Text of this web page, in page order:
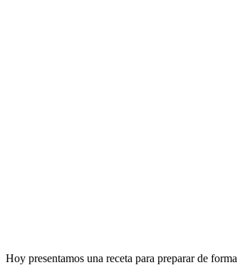
Hoy presentamos una receta para preparar de